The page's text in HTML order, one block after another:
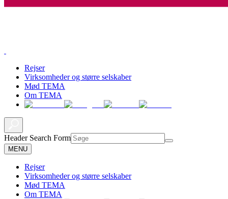
Rejser
Virksomheder og større selskaber
Mød TEMA
Om TEMA
Header Search Form
MENU
Rejser
Virksomheder og større selskaber
Mød TEMA
Om TEMA